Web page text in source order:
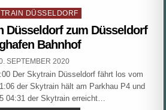
ZUM
P4
&
P5
DÜSSELDORF
DÜSSELDORF
Düsseldorf zum Düsseldorf
Bahnhof
SEPTEMBER 2020
Der Skytrain Düsseldorf fährt los vom
der Skytrain hält am Parkhau P4 und
04:31 der Skytrain erreicht…